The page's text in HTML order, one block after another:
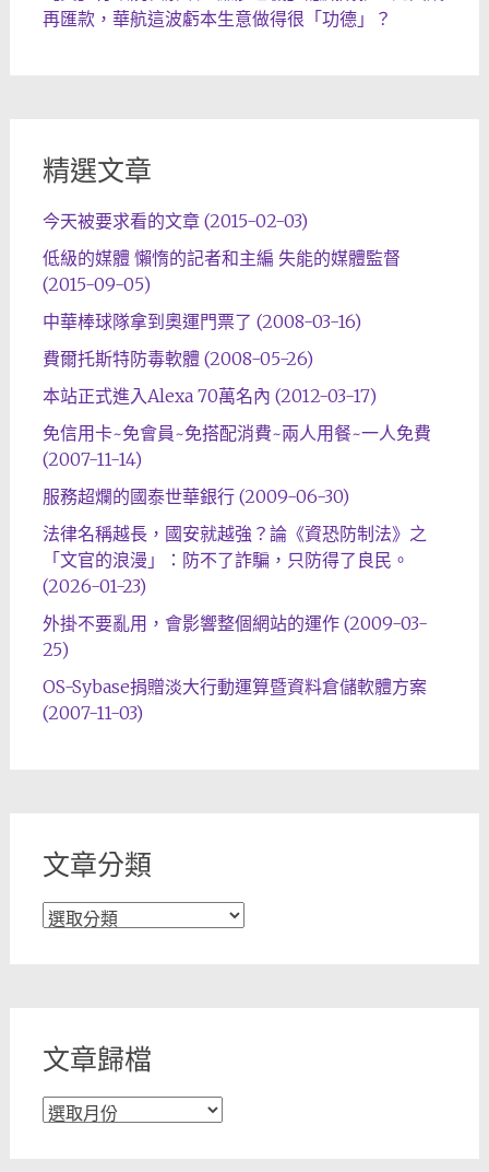
再匯款，華航這波虧本生意做得很「功德」？
精選文章
今天被要求看的文章 (2015-02-03)
低級的媒體 懶惰的記者和主編 失能的媒體監督
(2015-09-05)
中華棒球隊拿到奧運門票了 (2008-03-16)
費爾托斯特防毒軟體 (2008-05-26)
本站正式進入Alexa 70萬名內 (2012-03-17)
免信用卡~免會員~免搭配消費~兩人用餐~一人免費
(2007-11-14)
服務超爛的國泰世華銀行 (2009-06-30)
法律名稱越長，國安就越強？論《資恐防制法》之
「文官的浪漫」：防不了詐騙，只防得了良民。
(2026-01-23)
外掛不要亂用，會影響整個網站的運作 (2009-03-
25)
OS-Sybase捐贈淡大行動運算暨資料倉儲軟體方案
(2007-11-03)
文章分類
文
文章歸檔
文